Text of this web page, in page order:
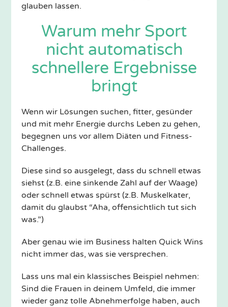
glauben lassen.
Warum mehr Sport
nicht automatisch
schnellere Ergebnisse
bringt
Wenn wir Lösungen suchen, fitter, gesünder
und mit mehr Energie durchs Leben zu gehen,
begegnen uns vor allem Diäten und Fitness-
Challenges.
Diese sind so ausgelegt, dass du schnell etwas
siehst (z.B. eine sinkende Zahl auf der Waage)
oder schnell etwas spürst (z.B. Muskelkater,
damit du glaubst “Aha, offensichtlich tut sich
was.”)
Aber genau wie im Business halten Quick Wins
nicht immer das, was sie versprechen.
Lass uns mal ein klassisches Beispiel nehmen:
Sind die Frauen in deinem Umfeld, die immer
wieder ganz tolle Abnehmerfolge haben, auch